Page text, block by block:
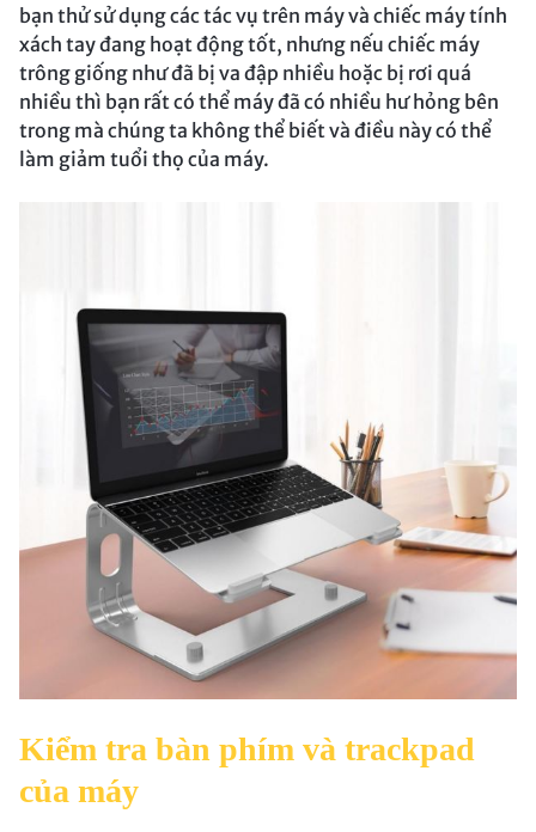
bạn thử sử dụng các tác vụ trên máy và chiếc máy tính
xách tay đang hoạt động tốt, nhưng nếu chiếc máy
trông giống như đã bị va đập nhiều hoặc bị rơi quá
nhiều thì bạn rất có thể máy đã có nhiều hư hỏng bên
trong mà chúng ta không thể biết và điều này có thể
làm giảm tuổi thọ của máy.
Kiểm tra bàn phím và trackpad
của máy